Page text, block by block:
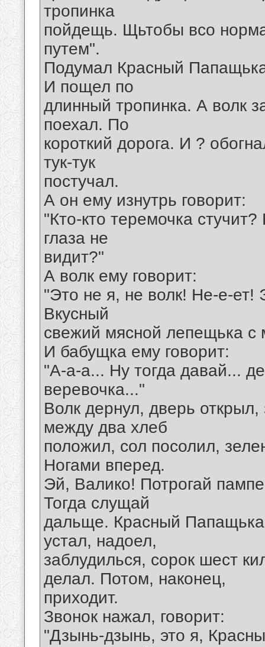
тропинка
пойдещь. Щьтобы всо
путем".
Подумал Красный
И пощел по
длинный тропинка. А волк
поехал. По
короткий дорога. И ?
тук-тук
постучал.
А он ему изнутрь говорит:
"Кто-кто теремочка
глаза не
видит?"
А волк ему говорит:
"Это не я, не волк! Не-е-ет!
Вкусный
свежий мясной лепещька с
И бабущка ему говорит:
"А-а-а... Ну тогда давай...
веревочка..."
Волк дернул, дверь
между два хлеб
положил, сол посолил,
Ногами вперед.
Эй, Валико! Потрогай
Тогда слущай
дальще. Красный
устал, надоел,
заблудилься, сорок шест
делал. Потом, наконец,
приходит.
Звонок нажал, говорит:
"Дзынь-дзынь, это я,